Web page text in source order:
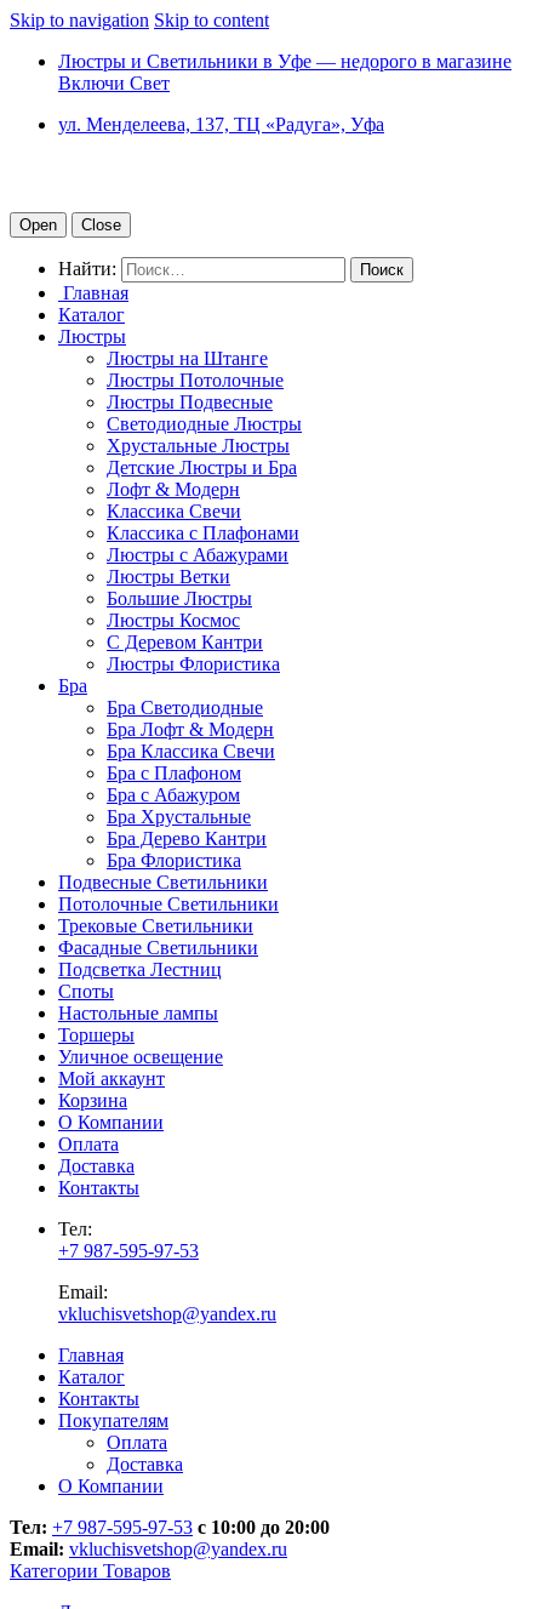
Skip to navigation Skip to content
Люстры и Светильники в Уфе — недорого в магазине
Включи Свет
ул. Менделеева, 137, ТЦ «Радуга», Уфа
Open Close
Найти:
Главная
Каталог
Люстры
Люстры на Штанге
Люстры Потолочные
Люстры Подвесные
Светодиодные Люстры
Хрустальные Люстры
Детские Люстры и Бра
Лофт & Модерн
Классика Свечи
Классика с Плафонами
Люстры с Абажурами
Люстры Ветки
Большие Люстры
Люстры Космос
С Деревом Кантри
Люстры Флористика
Бра
Бра Светодиодные
Бра Лофт & Модерн
Бра Классика Свечи
Бра с Плафоном
Бра с Абажуром
Бра Хрустальные
Бра Дерево Кантри
Бра Флористика
Подвесные Светильники
Потолочные Светильники
Трековые Светильники
Фасадные Светильники
Подсветка Лестниц
Споты
Настольные лампы
Торшеры
Уличное освещение
Мой аккаунт
Корзина
О Компании
Оплата
Доставка
Контакты
Тел:
+7 987-595-97-53
Email:
vkluchisvetshop@yandex.ru
Главная
Каталог
Контакты
Покупателям
Оплата
Доставка
О Компании
Тел: +7 987-595-97-53 с 10:00 до 20:00
Email: vkluchisvetshop@yandex.ru
Категории Товаров